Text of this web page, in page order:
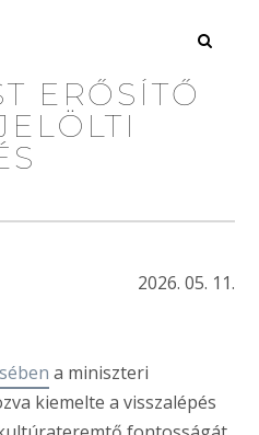
ERŐSÍTŐ
2026. 05. 11.
a miniszteri
kiemelte a visszalépés